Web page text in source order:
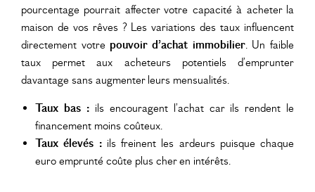
pourcentage pourrait affecter votre capacité à acheter la
maison de vos rêves ? Les variations des taux influencent
directement votre pouvoir d’achat immobilier. Un faible
taux permet aux acheteurs potentiels d’emprunter
davantage sans augmenter leurs mensualités.
Taux bas : ils encouragent l’achat car ils rendent le
financement moins coûteux.
Taux élevés :ils freinent les ardeurs puisque chaque
euro emprunté coûte plus cher en intérêts.